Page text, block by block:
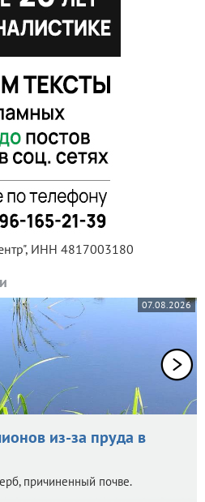
ИНН 4817003180
07.08.2026
из-за пруда в
причиненный почве.